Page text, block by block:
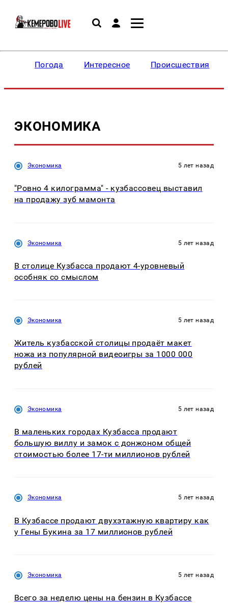
Погода Интересное Происшествия
ЭКОНОМИКА
Экономика 5 лет назад
"Ровно 4 килограмма" - кузбассовец выставил
на продажу зуб мамонта
Экономика 5 лет назад
В столице Кузбасса продают 4-уровневый
особняк со смыслом
Экономика 5 лет назад
Житель кузбасской столицы продаёт макет
ножа из популярной видеоигры за 1000 000
рублей
Экономика 5 лет назад
В маленьких городах Кузбасса продают
большую виллу и замок с донжоном общей
стоимостью более 17-ти миллионов рублей
Экономика 5 лет назад
В Кузбассе продают двухэтажную квартиру как
у Гены Букина за 17 миллионов рублей
Экономика 5 лет назад
Всего за неделю цены на бензин в Кузбассе